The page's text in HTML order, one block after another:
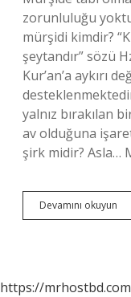
zorunluluğu
mürşidi kimdir?
şeytandır” sözü
Kur’an’a aykırı
yalnız bırakılan
av olduğuna
şirk midir? Asla…
Devamını okuyun
https://